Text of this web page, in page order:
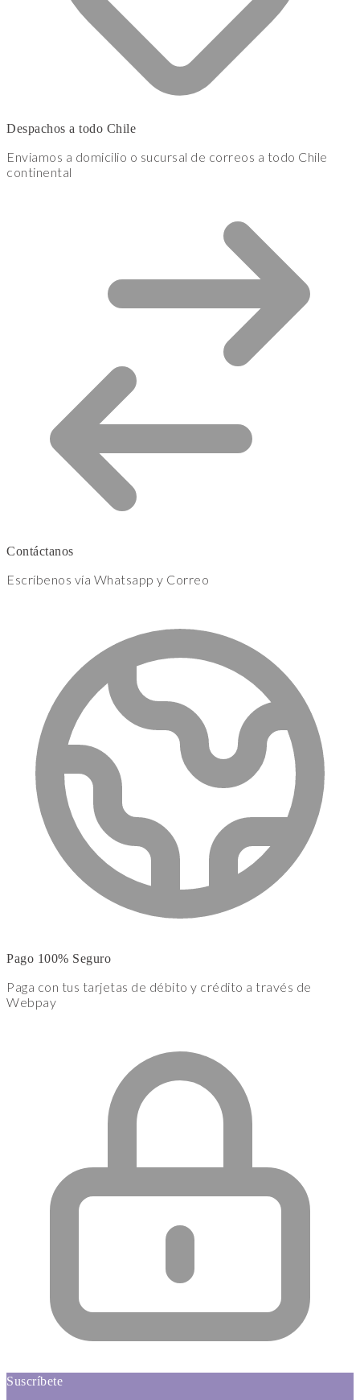
Despachos a todo Chile
Enviamos a domicilio o sucursal de correos a todo Chile
continental
Contáctanos
Escríbenos vía Whatsapp y Correo
Pago 100% Seguro
Paga con tus tarjetas de débito y crédito a través de
Webpay
Suscríbete